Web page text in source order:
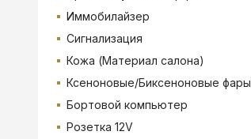
Иммобилайзер
Сигнализация
Кожа (Материал салона)
Ксеноновые/Биксеноновые фары
Бортовой компьютер
Розетка 12V